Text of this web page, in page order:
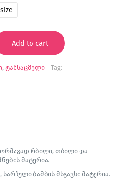
Add to cart
, ტანსაცმელი Tag:
ორმაგად რბილი, თბილი და
მატერია.
სარჩული ბამბის მსგავსი მატერია.